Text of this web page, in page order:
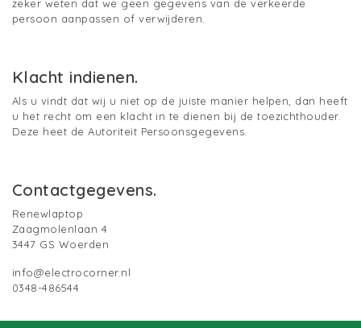
zeker weten dat we geen gegevens van de verkeerde
persoon aanpassen of verwijderen.
Klacht indienen.
Als u vindt dat wij u niet op de juiste manier helpen, dan heeft
u het recht om een klacht in te dienen bij de toezichthouder.
Deze heet de Autoriteit Persoonsgegevens.
Contactgegevens.
Renewlaptop
Zaagmolenlaan 4
3447 GS Woerden
info@electrocorner.nl
0348-486544